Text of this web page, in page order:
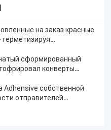
на заказ красные
герметизируя
подкладкой
сформированный
конверты
Adhensive собственной
отправителей